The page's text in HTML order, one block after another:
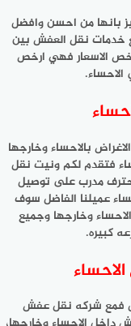
بانها من احسن وافضل
خدمات نقل العفش بين
الاسعار فهي ارخص
بالاحساء وخارجها
فتقدم لكم ونيت نقل
مدرب على توصيل
عميلنا الفاضل سوف
وخارجها وجميع
كبيره.
فمع شركه نقل عفش